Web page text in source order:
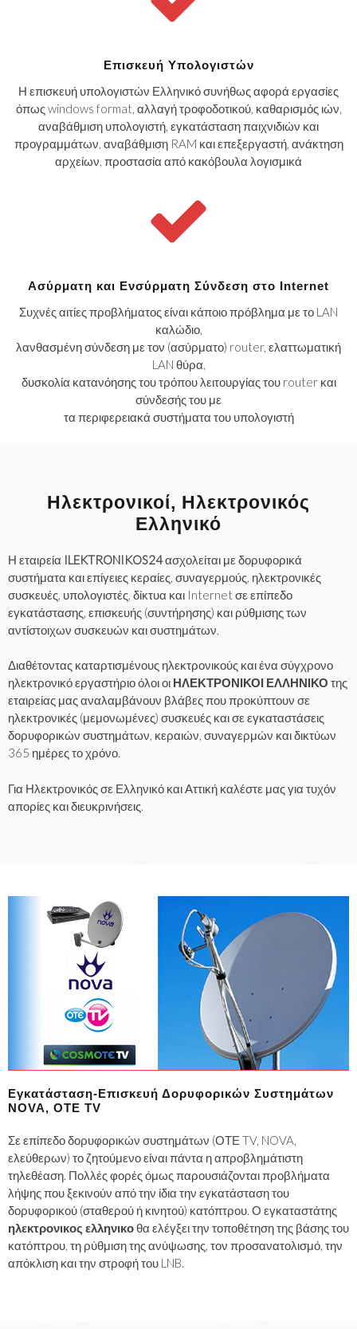
Επισκευή Υπολογιστών
Η επισκευή υπολογιστών Ελληνικό συνήθως αφορά εργασίες
όπως windows format, αλλαγή τροφοδοτικού, καθαρισμός ιών,
αναβάθμιση υπολογιστή, εγκατάσταση παιχνιδιών και
προγραμμάτων, αναβάθμιση RAM και επεξεργαστή, ανάκτηση
αρχείων, προστασία από κακόβουλα λογισμικά
Ασύρματη και Ενσύρματη Σύνδεση στο Internet
Συχνές αιτίες προβλήματος είναι κάποιο πρόβλημα με το LAN
καλώδιο,
λανθασμένη σύνδεση με τον (ασύρματο) router, ελαττωματική
LAN θύρα,
δυσκολία κατανόησης του τρόπου λειτουργίας του router και
σύνδεσής του με
τα περιφερειακά συστήματα του υπολογιστή
Ηλεκτρονικοί, Ηλεκτρονικός
Ελληνικό
Η εταιρεία ILEKTRONIKOS24ασχολείται με δορυφορικά
συστήματα και επίγειες κεραίες, συναγερμούς, ηλεκτρονικές
συσκευές, υπολογιστές, δίκτυα και Internet σε επίπεδο
εγκατάστασης, επισκευής (συντήρησης) και ρύθμισης των
αντίστοιχων συσκευών και συστημάτων.
Διαθέτοντας καταρτισμένους ηλεκτρονικούς και ένα σύγχρονο
ηλεκτρονικό εργαστήριο όλοι οι ΗΛΕΚΤΡΟΝΙΚΟΙ ΕΛΛΗΝΙΚΟ της
εταιρείας μας αναλαμβάνουν βλάβες που προκύπτουν σε
ηλεκτρονικές (μεμονωμένες) συσκευές και σε εγκαταστάσεις
δορυφορικών συστημάτων, κεραιών, συναγερμών και δικτύων
365 ημέρες το χρόνο.
Για Ηλεκτρονικός σε Ελληνικό και Αττική καλέστε μας για τυχόν
απορίες και διευκρινήσεις.
Εγκατάσταση-Επισκευή Δορυφορικών Συστημάτων
NOVA, ΟΤΕ TV
Σε επίπεδο δορυφορικών συστημάτων (ΟΤΕ TV, NOVA,
ελεύθερων) το ζητούμενο είναι πάντα η απροβλημάτιστη
τηλεθέαση. Πολλές φορές όμως παρουσιάζονται προβλήματα
λήψης που ξεκινούν από την ίδια την εγκατάσταση του
δορυφορικού (σταθερού ή κινητού) κατόπτρου. Ο εγκαταστάτης
ηλεκτρονικος ελληνικοθα ελέγξει την τοποθέτηση της βάσης του
κατόπτρου, τη ρύθμιση της ανύψωσης, τον προσανατολισμό, την
απόκλιση και την στροφή του LNB.